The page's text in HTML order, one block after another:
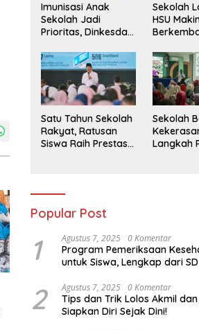
Imunisasi Anak
Sekolah Jadi
Prioritas, Dinkesda
Monitoring BIAS
2026
Sekolah
HSU
Wisuda
Satu Tahun Sekolah
Rakyat, Ratusan
Siswa Raih Prestasi
Sekolah
Langkah
Popular Post
1 Agustus 7, 2025 0 Komentar
Program Pemeriksaan
untuk Siswa, Lengkap dari
2 Agustus 7, 2025 0 Komentar
Tips dan Trik Lolos Akmil
Siapkan Diri Sejak Dini!